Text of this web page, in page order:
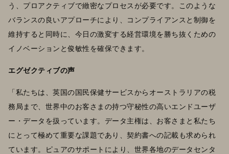
う、プロアクティブで緻密なプロセスが必要です。このような
バランスの良いアプローチにより、コンプライアンスと制御を
維持すると同時に、今日の激変する経営環境を勝ち抜くための
イノベーションと俊敏性を確保できます。
エグゼクティブの声
「私たちは、英国の国民保健サービスからオーストラリアの税
務局まで、世界中のお客さまの持つ守秘性の高いエンドユーザ
ー・データを扱っています。データ主権は、お客さまと私たち
にとって極めて重要な課題であり、契約書への記載も求められ
ています。ピュアのサポートにより、世界各地のデータセンタ